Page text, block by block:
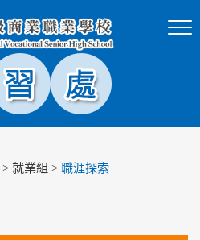
> 就業組 > 職涯探索